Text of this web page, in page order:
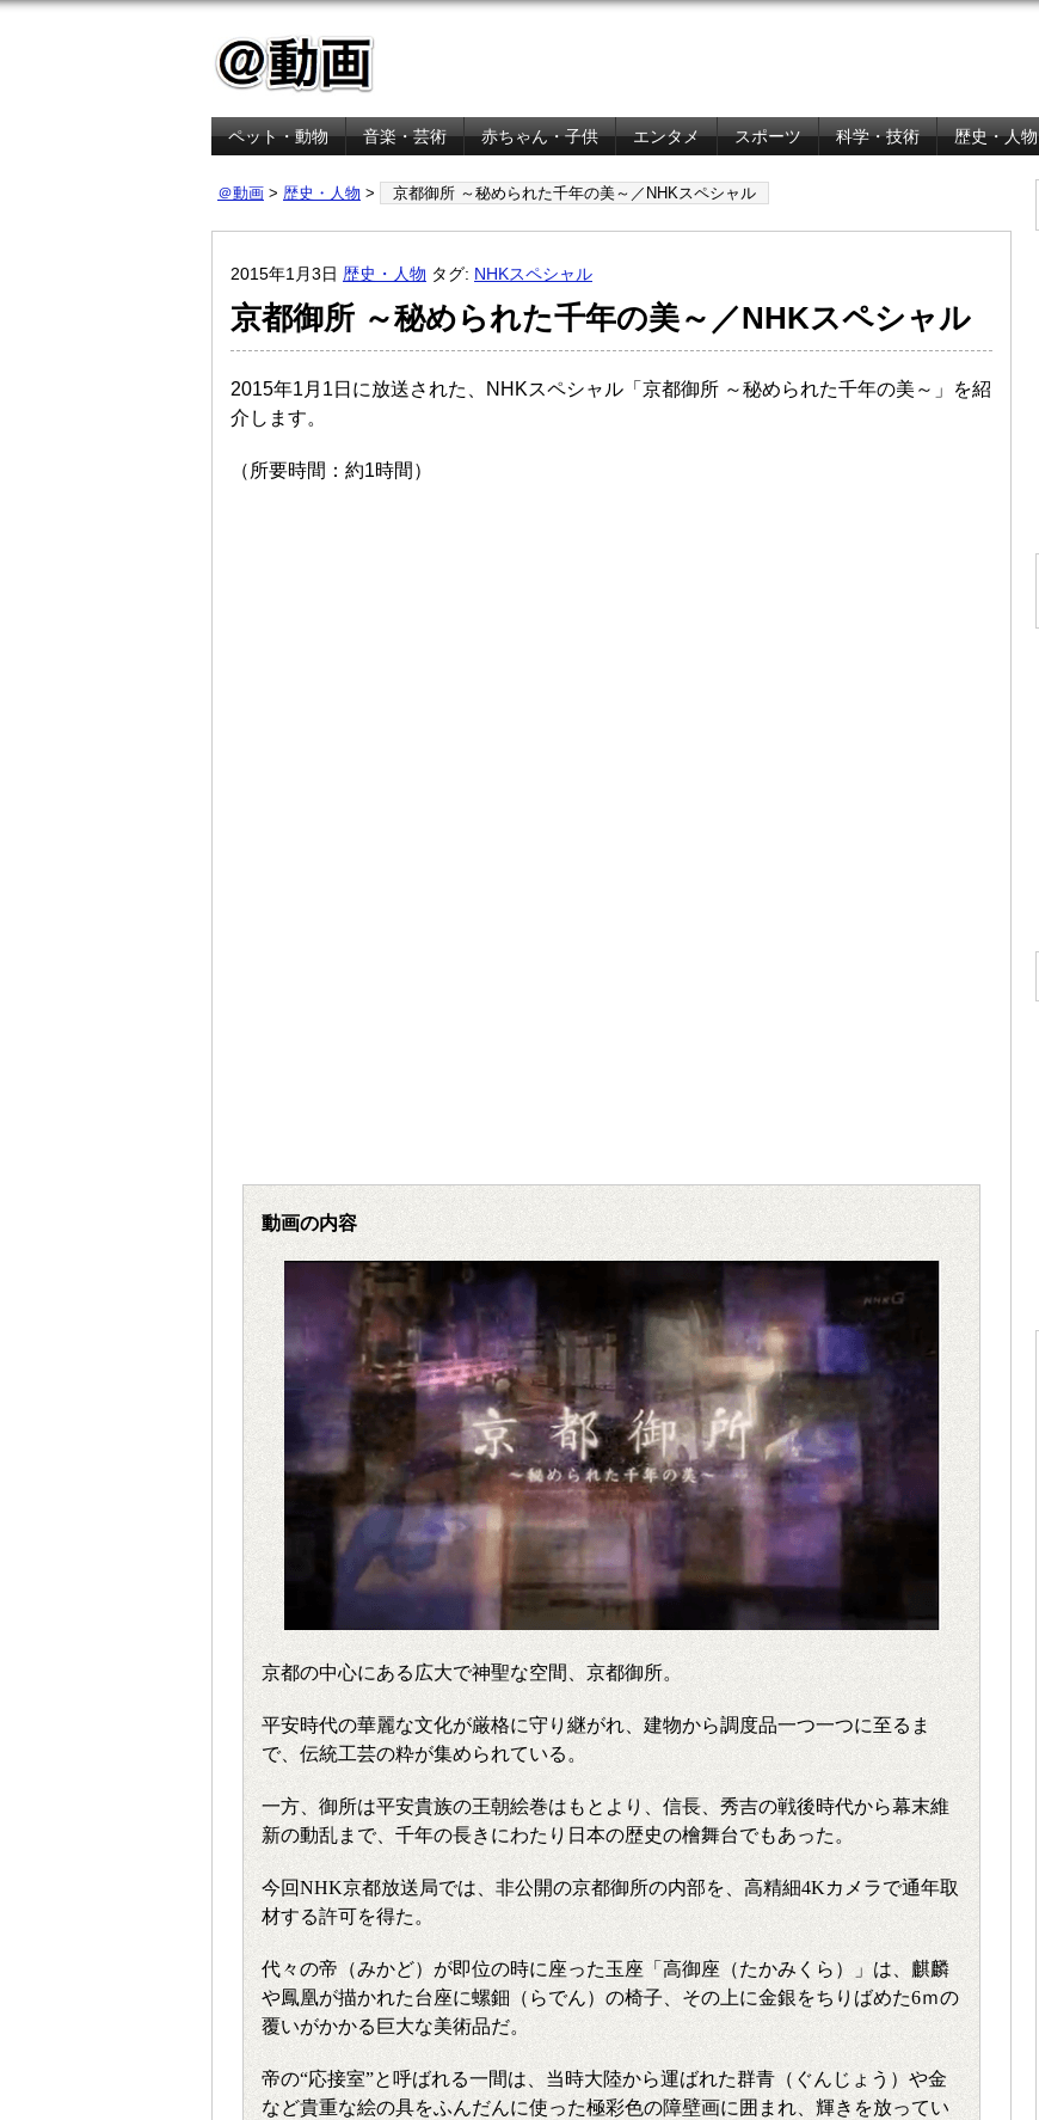
ペット・動物 音楽・芸術 赤ちゃん・子供 エンタメ スポーツ 科学・技術 歴史・人物
＠動画 > 歴史・人物 > 京都御所 ～秘められた千年の美～／NHKスペシャル
2015年1月3日 歴史・人物 タグ: NHKスペシャル
京都御所 ～秘められた千年の美～／NHKスペシャル
2015年1月1日に放送された、NHKスペシャル「京都御所 ～秘められた千年の美～」を紹
介します。
（所要時間：約1時間）
動画の内容
京都の中心にある広大で神聖な空間、京都御所。
平安時代の華麗な文化が厳格に守り継がれ、建物から調度品一つ一つに至るま
で、伝統工芸の粋が集められている。
一方、御所は平安貴族の王朝絵巻はもとより、信長、秀吉の戦後時代から幕末維
新の動乱まで、千年の長きにわたり日本の歴史の檜舞台でもあった。
今回NHK京都放送局では、非公開の京都御所の内部を、高精細4Kカメラで通年取
材する許可を得た。
代々の帝（みかど）が即位の時に座った玉座「高御座（たかみくら）」は、麒麟
や鳳凰が描かれた台座に螺鈿（らでん）の椅子、その上に金銀をちりばめた6ｍの
覆いがかかる巨大な美術品だ。
帝の“応接室”と呼ばれる一間は、当時大陸から運ばれた群青（ぐんじょう）や金
など貴重な絵の具をふんだんに使った極彩色の障壁画に囲まれ、輝きを放ってい